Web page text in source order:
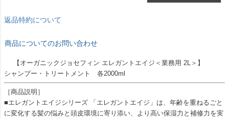
返品特約について
商品についてのお問い合わせ
【オーガニックジョセフィン エレガントエイジ＜業務用 2L＞】
シャンプー・トリートメント 各2000ml
［商品説明］
■エレガントエイジシリーズ 「エレガントエイジ」は、年齢を重ねるごと
に変化する髪の悩みと頭皮環境に寄り添い、より高い保湿力と補修力を実